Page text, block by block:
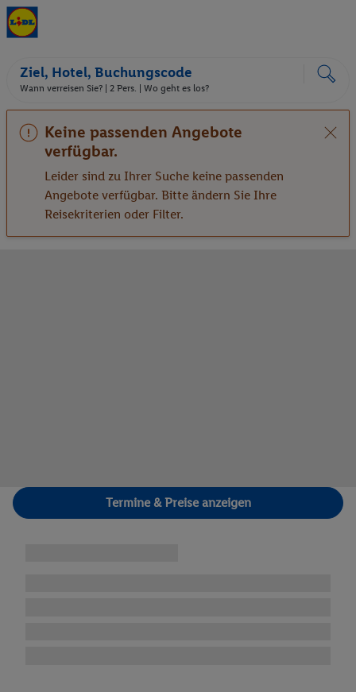
Ziel, Hotel, Buchungscode
Wann verreisen Sie? | 2 Pers. | Wo geht es los?
Keine passenden Angebote
verfügbar.
Leider sind zu Ihrer Suche keine passenden
Angebote verfügbar. Bitte ändern Sie Ihre
Reisekriterien oder Filter.
Termine & Preise anzeigen